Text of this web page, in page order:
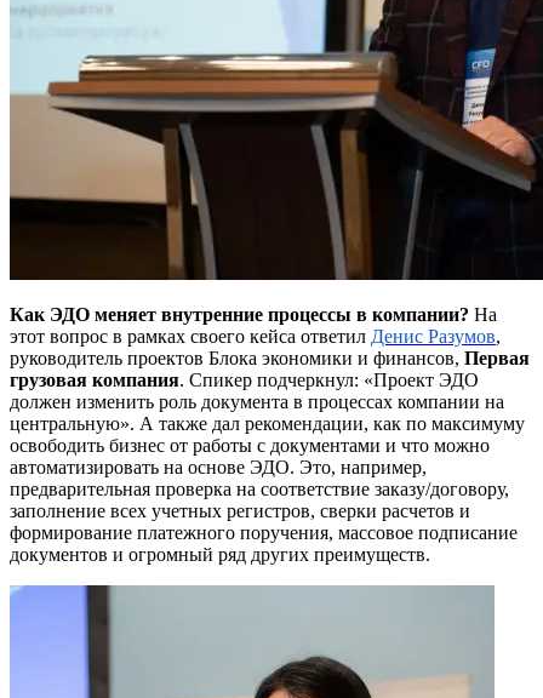
Как ЭДО меняет внутренние процессы в компании? На
этот вопрос в рамках своего кейса ответил Денис Разумов,
руководитель проектов Блока экономики и финансов, Первая
грузовая компания. Спикер подчеркнул: «Проект ЭДО
должен изменить роль документа в процессах компании на
центральную». А также дал рекомендации, как по максимуму
освободить бизнес от работы с документами и что можно
автоматизировать на основе ЭДО. Это, например,
предварительная проверка на соответствие заказу/договору,
заполнение всех учетных регистров, сверки расчетов и
формирование платежного поручения, массовое подписание
документов и огромный ряд других преимуществ.